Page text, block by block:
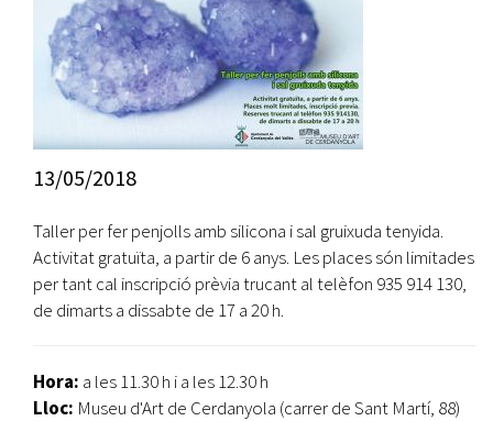
13/05/2018
Taller per fer penjolls amb silicona i sal gruixuda tenyida.
Activitat gratuïta, a partir de 6 anys. Les places són limitades
per tant cal inscripció prèvia trucant al telèfon 935 914 130,
de dimarts a dissabte de 17 a 20 h.
Hora: a les 11.30 h i a les 12.30 h
Lloc: Museu d'Art de Cerdanyola (carrer de Sant Martí, 88)